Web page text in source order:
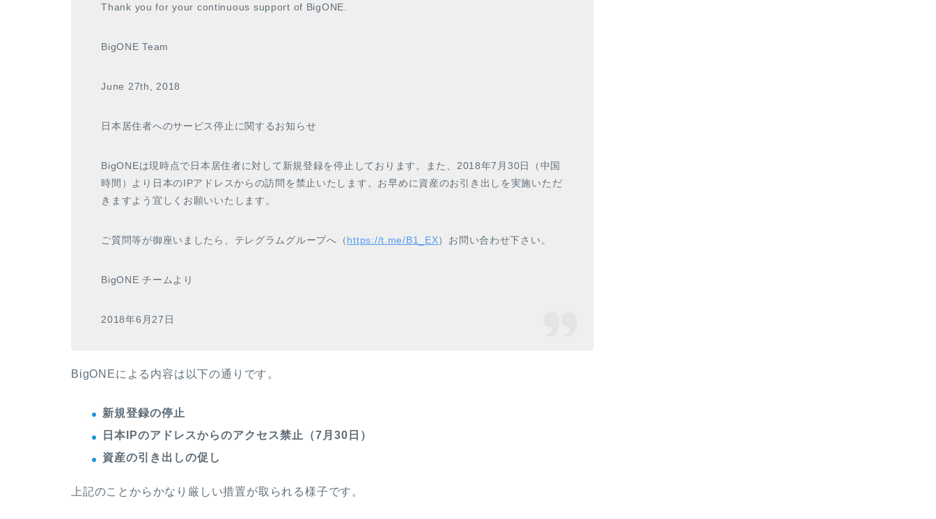
Thank you for your continuous support of BigONE.
BigONE Team
June 27th, 2018
日本居住者へのサービス停止に関するお知らせ
BigONEは現時点で日本居住者に対して新規登録を停止しております。また、2018年7月30日（中国
時間）より日本のIPアドレスからの訪問を禁止いたします。お早めに資産のお引き出しを実施いただ
きますよう宜しくお願いいたします。
ご質問等が御座いましたら、テレグラムグループへ（https://t.me/B1_EX）お問い合わせ下さい。
BigONE チームより
2018年6月27日
BigONEによる内容は以下の通りです。
新規登録の停止
日本IPのアドレスからのアクセス禁止（7月30日）
資産の引き出しの促し
上記のことからかなり厳しい措置が取られる様子です。